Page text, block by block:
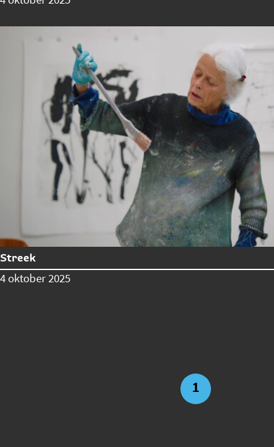
Streek
4 oktober 2025
1